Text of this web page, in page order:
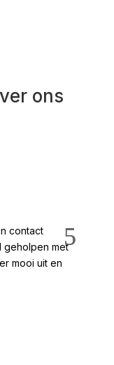
ons
contact
geholpen met
mooi uit en